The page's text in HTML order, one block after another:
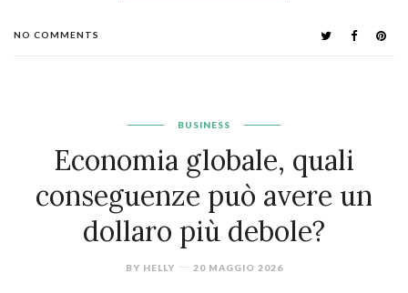
NO COMMENTS
BUSINESS
Economia globale, quali
conseguenze può avere un
dollaro più debole?
BY HELLY 20 MAGGIO 2026